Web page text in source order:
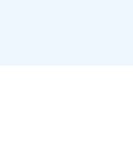
После оказалось,